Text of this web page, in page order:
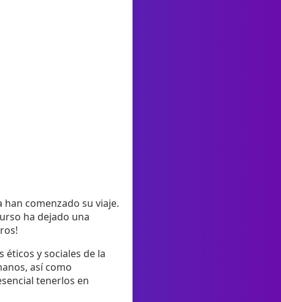
comenzado su viaje.
ha dejado una
éticos y sociales de la
así como
tenerlos en